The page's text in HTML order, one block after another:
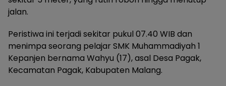
jalan.
Peristiwa ini terjadi sekitar pukul 07.40 WIB dan
menimpa seorang pelajar SMK Muhammadiyah 1
Kepanjen bernama Wahyu (17), asal Desa Pagak,
Kecamatan Pagak, Kabupaten Malang.